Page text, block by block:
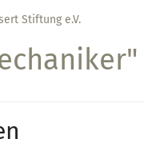
Stiftung e.V.